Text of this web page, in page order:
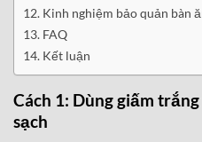
Kinh nghiệm bảo quản bàn
FAQ
Kết luận
Cách 1: Dùng giấm
sạch